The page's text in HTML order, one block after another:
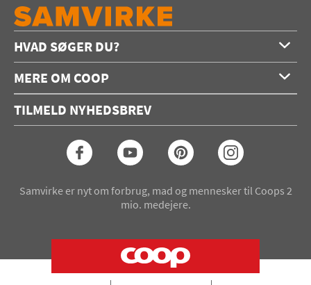
HVAD SØGER DU?
Opskrifter
Konkurrencer
Seneste Samvirke-magasin
MERE OM COOP
Annoncering
Coop medlem
TILMELD NYHEDSBREV
Samvirke er nyt om forbrug, mad og mennesker til Coops 2
mio. medejere.